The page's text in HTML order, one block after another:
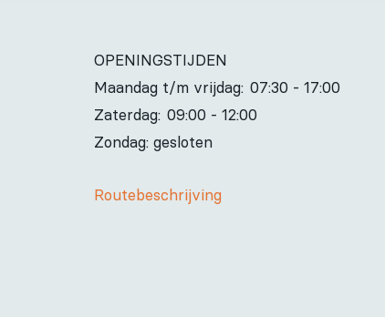
OPENINGSTIJDEN
Maandag t/m vrijdag: 07:30 - 17:00
Zaterdag: 09:00 - 12:00
Zondag: gesloten
Routebeschrijving